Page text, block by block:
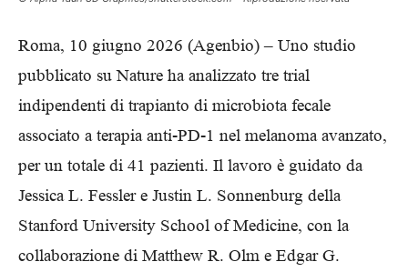
Roma, 10 giugno 2026 (Agenbio) – Uno studio
pubblicato su Nature ha analizzato tre trial
indipendenti di trapianto di microbiota fecale
associato a terapia anti-PD-1 nel melanoma avanzato,
per un totale di 41 pazienti. Il lavoro è guidato da
Jessica L. Fessler e Justin L. Sonnenburg della
Stanford University School of Medicine, con la
collaborazione di Matthew R. Olm e Edgar G.